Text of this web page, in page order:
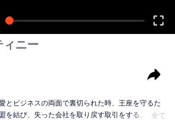
ィニー
とビジネスの両面で裏切られた時、王座を守るた
を結び、失った会社を取り戻す取引をする。当初
全て